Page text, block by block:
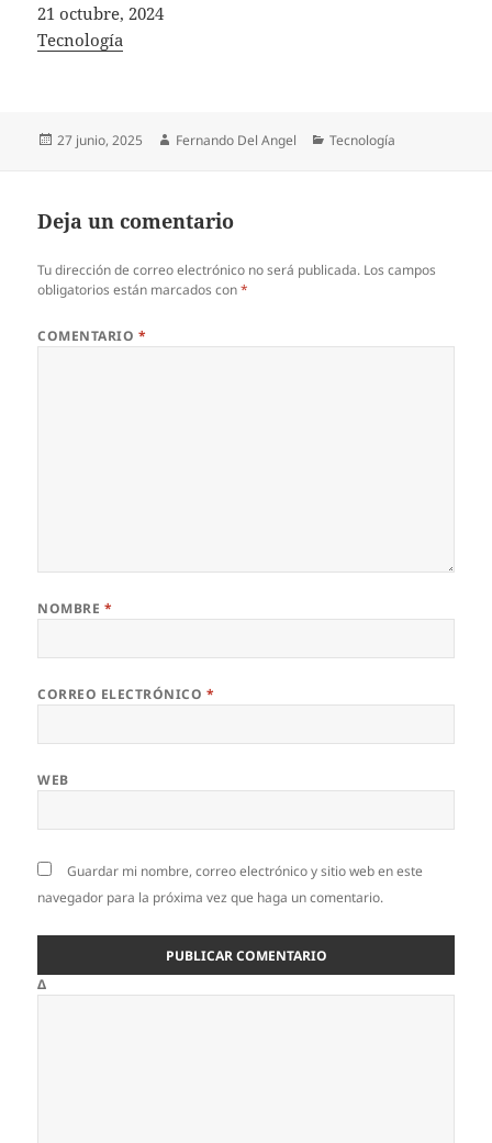
Fecha
21 octubre, 2024
In relation to
Tecnología
Publicado
27 junio, 2025 Autor
Fernando Del Angel Categorías
Tecnología
Deja un comentario
Tu dirección de correo electrónico no será publicada. Los campos
obligatorios están marcados con*
COMENTARIO *
NOMBRE *
CORREO ELECTRÓNICO *
WEB
Guardar mi nombre, correo electrónico y sitio web en este
navegador para la próxima vez que haga un comentario.
Δ